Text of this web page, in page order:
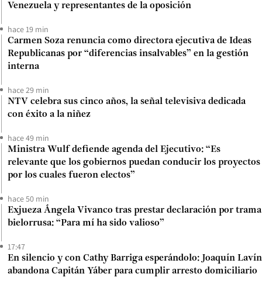
Venezuela y representantes de la oposición
hace 19 min
Carmen Soza renuncia como directora ejecutiva de Ideas
Republicanas por “diferencias insalvables” en la gestión
interna
hace 29 min
NTV celebra sus cinco años, la señal televisiva dedicada
con éxito a la niñez
hace 49 min
Ministra Wulf defiende agenda del Ejecutivo: “Es
relevante que los gobiernos puedan conducir los proyectos
por los cuales fueron electos”
hace 50 min
Exjueza Ángela Vivanco tras prestar declaración por trama
bielorrusa: “Para mí ha sido valioso”
17:47
En silencio y con Cathy Barriga esperándolo: Joaquín Lavín
abandona Capitán Yáber para cumplir arresto domiciliario